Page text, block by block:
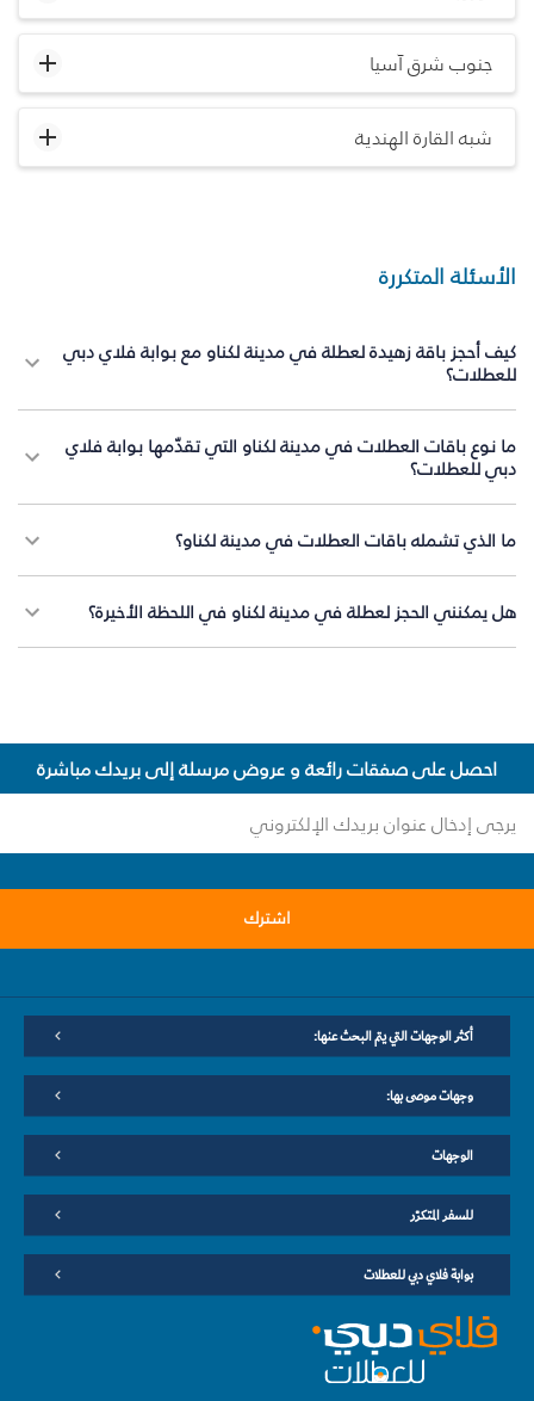
جنوب شرق آسيا
شبه القارة الهندية
الأسئلة المتكررة
كيف أحجز باقة زهيدة لعطلة في مدينة لكناو مع بوابة فلاي دبي
للعطلات؟
ما نوع باقات العطلات في مدينة لكناو التي تقدّمها بوابة فلاي
دبي للعطلات؟
ما الذي تشمله باقات العطلات في مدينة لكناو؟
هل يمكنني الحجز لعطلة في مدينة لكناو في اللحظة الأخيرة؟
احصل على صفقات رائعة و عروض مرسلة إلى بريدك مباشرة
اشترك
أكثر الوجهات التي يتم البحث عنها:
وجهات موصى بها:
الوجهات
للسفر المتكرّر
بوابة فلاي دبي للعطلات